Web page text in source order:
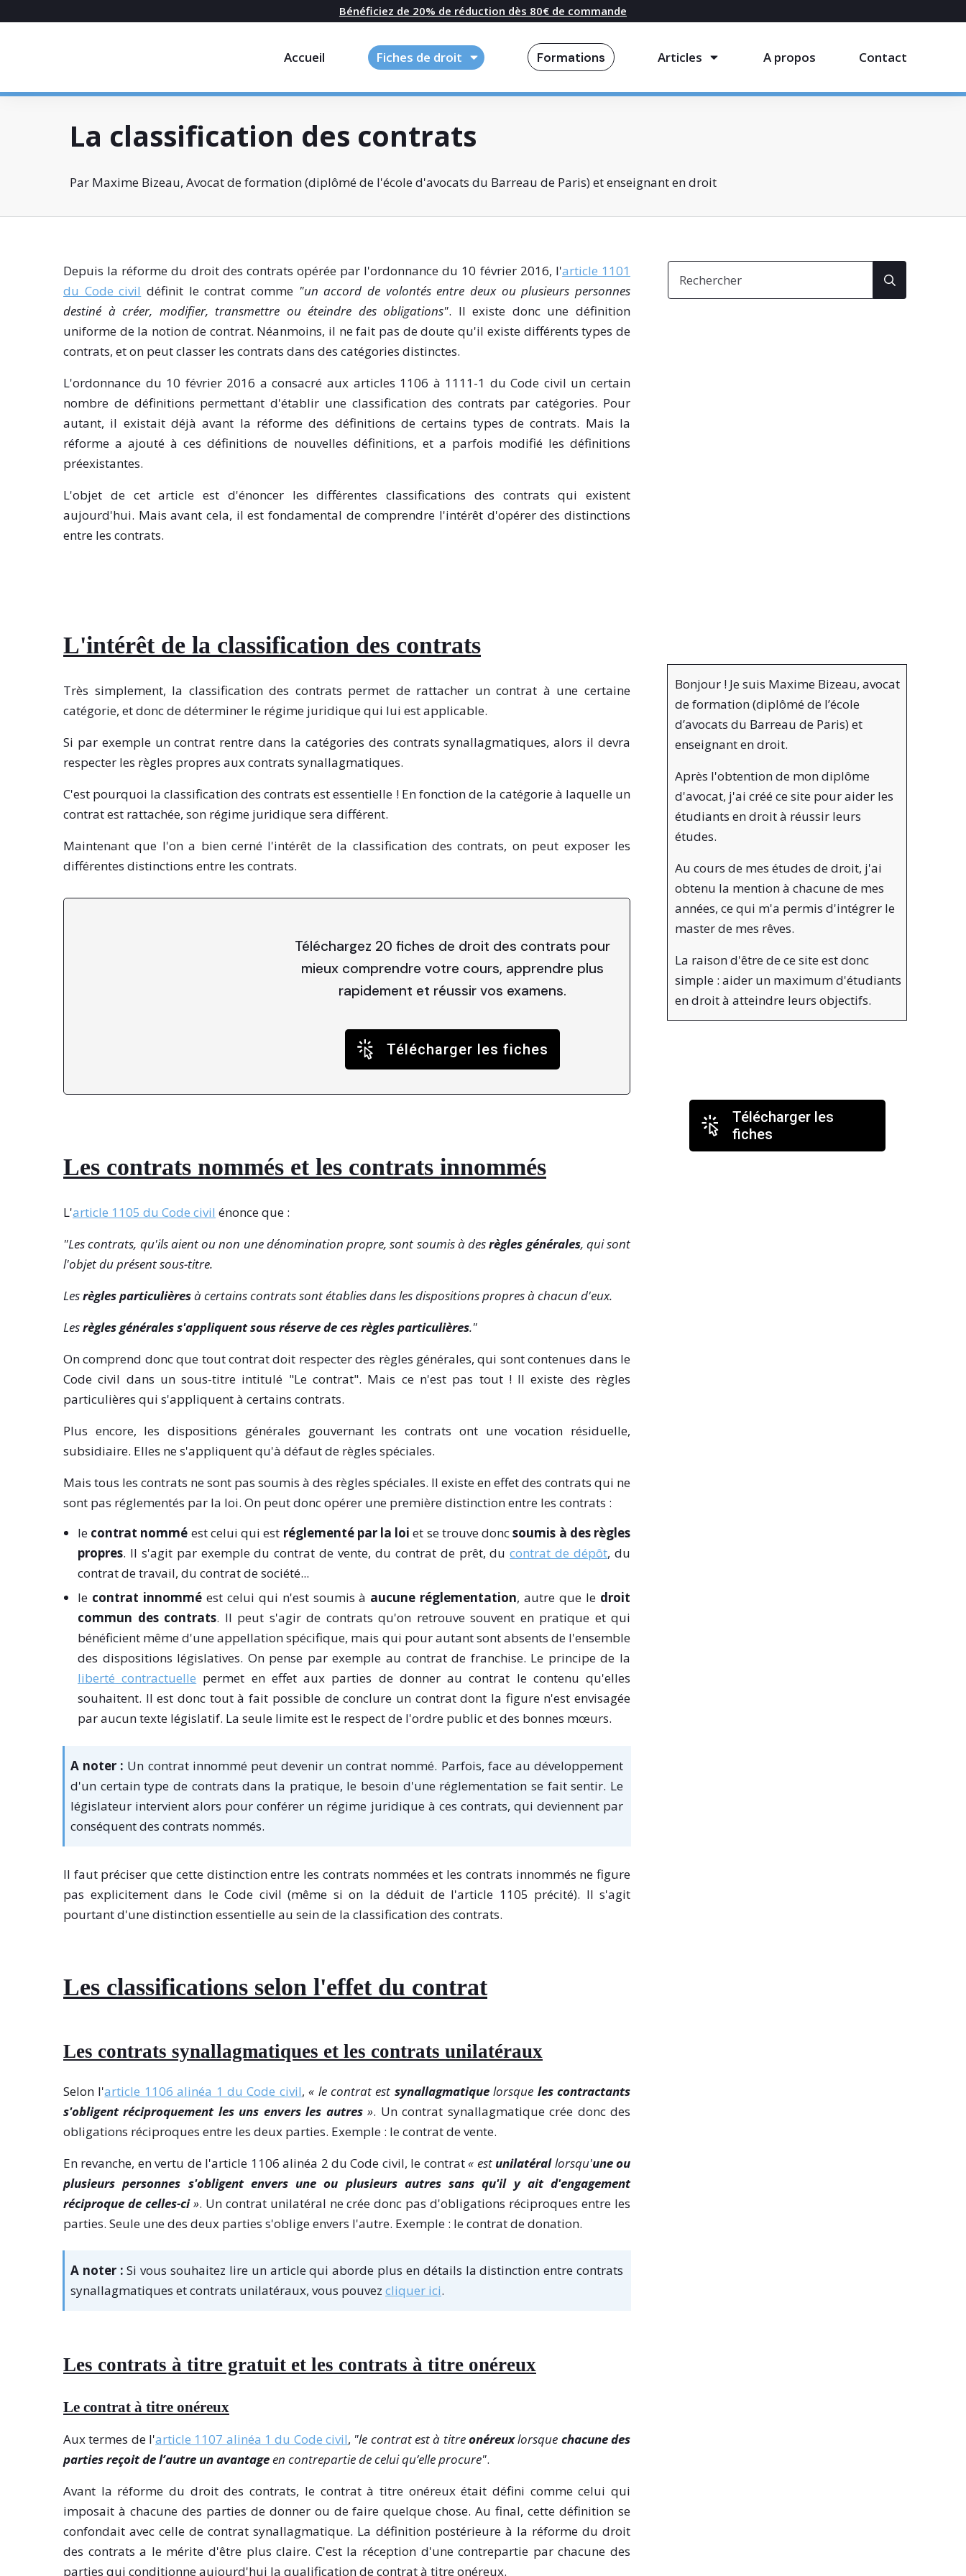
Bénéficiez de 20% de réduction dès 80€ de commande
Accueil Fiches de droit Formations Articles A propos Contact
La classification des contrats
Par Maxime Bizeau, Avocat de formation (diplômé de l'école d'avocats du Barreau de Paris) et enseignant en droit
Depuis la réforme du droit des contrats opérée par l'ordonnance du 10 février 2016, l'article 1101
du Code civil définit le contrat comme "un accord de volontés entre deux ou plusieurs personnes
destiné à créer, modifier, transmettre ou éteindre des obligations". Il existe donc une définition
uniforme de la notion de contrat. Néanmoins, il ne fait pas de doute qu'il existe différents types de
contrats, et on peut classer les contrats dans des catégories distinctes.
L'ordonnance du 10 février 2016 a consacré aux articles 1106 à 1111-1 du Code civil un certain
nombre de définitions permettant d'établir une classification des contrats par catégories. Pour
autant, il existait déjà avant la réforme des définitions de certains types de contrats. Mais la
réforme a ajouté à ces définitions de nouvelles définitions, et a parfois modifié les définitions
préexistantes.
L'objet de cet article est d'énoncer les différentes classifications des contrats qui existent
aujourd'hui. Mais avant cela, il est fondamental de comprendre l'intérêt d'opérer des distinctions
entre les contrats.
L'intérêt de la classification des contrats
Très simplement, la classification des contrats permet de rattacher un contrat à une certaine
catégorie, et donc de déterminer le régime juridique qui lui est applicable.
Si par exemple un contrat rentre dans la catégories des contrats synallagmatiques, alors il devra
respecter les règles propres aux contrats synallagmatiques.
C'est pourquoi la classification des contrats est essentielle ! En fonction de la catégorie à laquelle un
contrat est rattachée, son régime juridique sera différent.
Maintenant que l'on a bien cerné l'intérêt de la classification des contrats, on peut exposer les
différentes distinctions entre les contrats.
Téléchargez 20 fiches de droit des contrats pour
mieux comprendre votre cours, apprendre plus
rapidement et réussir vos examens.
Télécharger les fiches
Les contrats nommés et les contrats innommés
L'article 1105 du Code civil énonce que :
"Les contrats, qu'ils aient ou non une dénomination propre, sont soumis à desrègles générales, qui sont
l'objet du présent sous-titre.
Lesrègles particulièresà certains contrats sont établies dans les dispositions propres à chacun d'eux.
Lesrègles générales s'appliquent sous réserve de ces règles particulières."
On comprend donc que tout contrat doit respecter des règles générales, qui sont contenues dans le
Code civil dans un sous-titre intitulé "Le contrat". Mais ce n'est pas tout ! Il existe des règles
particulières qui s'appliquent à certains contrats.
Plus encore, les dispositions générales gouvernant les contrats ont une vocation résiduelle,
subsidiaire. Elles ne s'appliquent qu'à défaut de règles spéciales.
Mais tous les contrats ne sont pas soumis à des règles spéciales. Il existe en effet des contrats qui ne
sont pas réglementés par la loi. On peut donc opérer une première distinction entre les contrats :
le contrat nommé est celui qui est réglementé par la loi et se trouve doncsoumis à des règles
propres. Il s'agit par exemple du contrat de vente, du contrat de prêt, ducontrat de dépôt, du
contrat de travail, du contrat de société...
le contrat innomméest celui qui n'est soumis à aucune réglementation, autre que le droit
commun des contrats. Il peut s'agir de contrats qu'on retrouve souvent en pratique et qui
bénéficient même d'une appellation spécifique, mais qui pour autant sont absents de l'ensemble
des dispositions législatives. On pense par exemple au contrat de franchise. Le principe de la
liberté contractuelle permet en effet aux parties de donner au contrat le contenu qu'elles
souhaitent. Il est donc tout à fait possible de conclure un contrat dont la figure n'est envisagée
par aucun texte législatif. La seule limite est le respect de l'ordre public et des bonnes mœurs.
A noter : Un contrat innommé peut devenir un contrat nommé. Parfois, face au développement
d'un certain type de contrats dans la pratique, le besoin d'une réglementation se fait sentir. Le
législateur intervient alors pour conférer un régime juridique à ces contrats, qui deviennent par
conséquent des contrats nommés.
Il faut préciser que cette distinction entre les contrats nommées et les contrats innommés ne figure
pas explicitement dans le Code civil (même si on la déduit de l'article 1105 précité). Il s'agit
pourtant d'une distinction essentielle au sein de la classification des contrats.
Les classifications selon l'effet du contrat
Les contrats synallagmatiques et les contrats unilatéraux
Selon l'article 1106 alinéa 1 du Code civil,« le contrat est synallagmatiquelorsque les contractants
s'obligent réciproquement les uns envers les autres». Un contrat synallagmatique crée donc des
obligations réciproques entre les deux parties. Exemple : le contrat de vente.
En revanche, en vertu de l'article 1106 alinéa 2 du Code civil, le contrat« est unilatérallorsqu'une ou
plusieurs personnes s'obligent envers une ou plusieurs autres sans qu'il y ait d'engagement
réciproque de celles-ci». Un contrat unilatéral ne crée donc pas d'obligations réciproques entre les
parties. Seule une des deux parties s'oblige envers l'autre. Exemple : le contrat de donation.
A noter : Si vous souhaitez lire un article qui aborde plus en détails la distinction entre contrats
synallagmatiques et contrats unilatéraux, vous pouvez cliquer ici.
Les contrats à titre gratuit et les contrats à titre onéreux
Le contrat à titre onéreux
Aux termes de l'article 1107 alinéa 1 du Code civil, "le contrat est à titreonéreuxlorsque chacune des
parties reçoit de l’autre un avantageen contrepartie de celui qu’elle procure".
Avant la réforme du droit des contrats, le contrat à titre onéreux était défini comme celui qui
imposait à chacune des parties de donner ou de faire quelque chose. Au final, cette définition se
confondait avec celle de contrat synallagmatique. La définition postérieure à la réforme du droit
des contrats a le mérite d'être plus claire. C'est la réception d'une contrepartie par chacune des
parties qui conditionne aujourd'hui la qualification de contrat à titre onéreux.
Bonjour ! Je suis Maxime Bizeau, avocat
de formation (diplômé de l’école
d’avocats du Barreau de Paris) et
enseignant en droit.
Après l'obtention de mon diplôme
d'avocat, j'ai créé ce site pour aider les
étudiants en droit à réussir leurs
études.
Au cours de mes études de droit, j'ai
obtenu la mention à chacune de mes
années, ce qui m'a permis d'intégrer le
master de mes rêves.
La raison d'être de ce site est donc
simple : aider un maximum d'étudiants
en droit à atteindre leurs objectifs.
Télécharger les
fiches